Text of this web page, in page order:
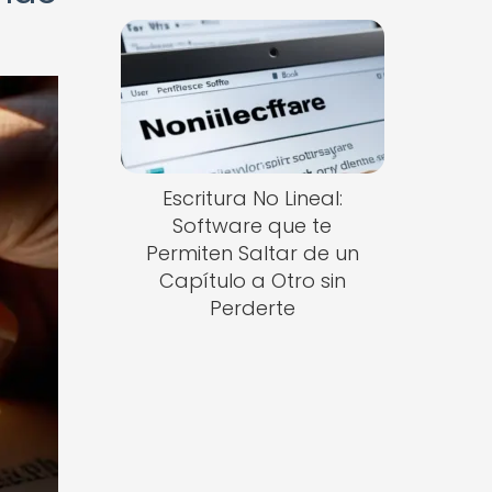
Escritura No Lineal:
Software que te
Permiten Saltar de un
Capítulo a Otro sin
Perderte